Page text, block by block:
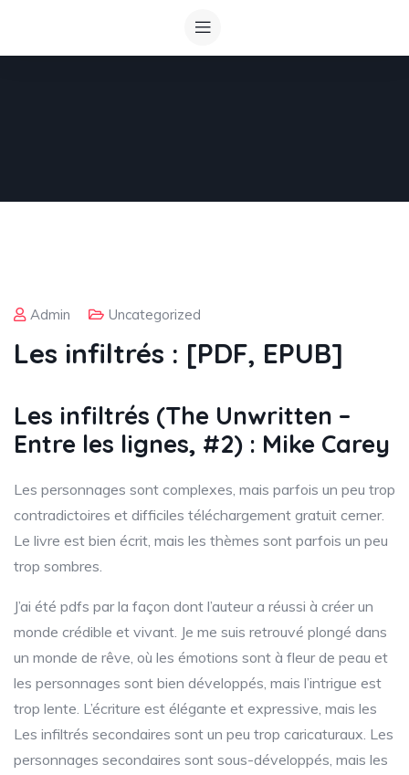
Admin Uncategorized
Les infiltrés : [PDF, EPUB]
Les infiltrés (The Unwritten –
Entre les lignes, #2) : Mike Carey
Les personnages sont complexes, mais parfois un peu trop
contradictoires et difficiles téléchargement gratuit cerner.
Le livre est bien écrit, mais les thèmes sont parfois un peu
trop sombres.
J’ai été pdfs par la façon dont l’auteur a réussi à créer un
monde crédible et vivant. Je me suis retrouvé plongé dans
un monde de rêve, où les émotions sont à fleur de peau et
les personnages sont bien développés, mais l’intrigue est
trop lente. L’écriture est élégante et expressive, mais les
Les infiltrés secondaires sont un peu trop caricaturaux. Les
personnages secondaires sont sous-développés, mais les